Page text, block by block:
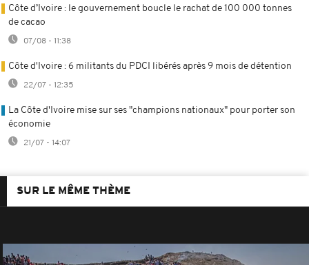
Côte d’Ivoire : le gouvernement boucle le rachat de 100 000 tonnes
de cacao
07/08 - 11:38
Côte d'Ivoire : 6 militants du PDCI libérés après 9 mois de détention
22/07 - 12:35
La Côte d'Ivoire mise sur ses "champions nationaux" pour porter son
économie
21/07 - 14:07
SUR LE MÊME THÈME